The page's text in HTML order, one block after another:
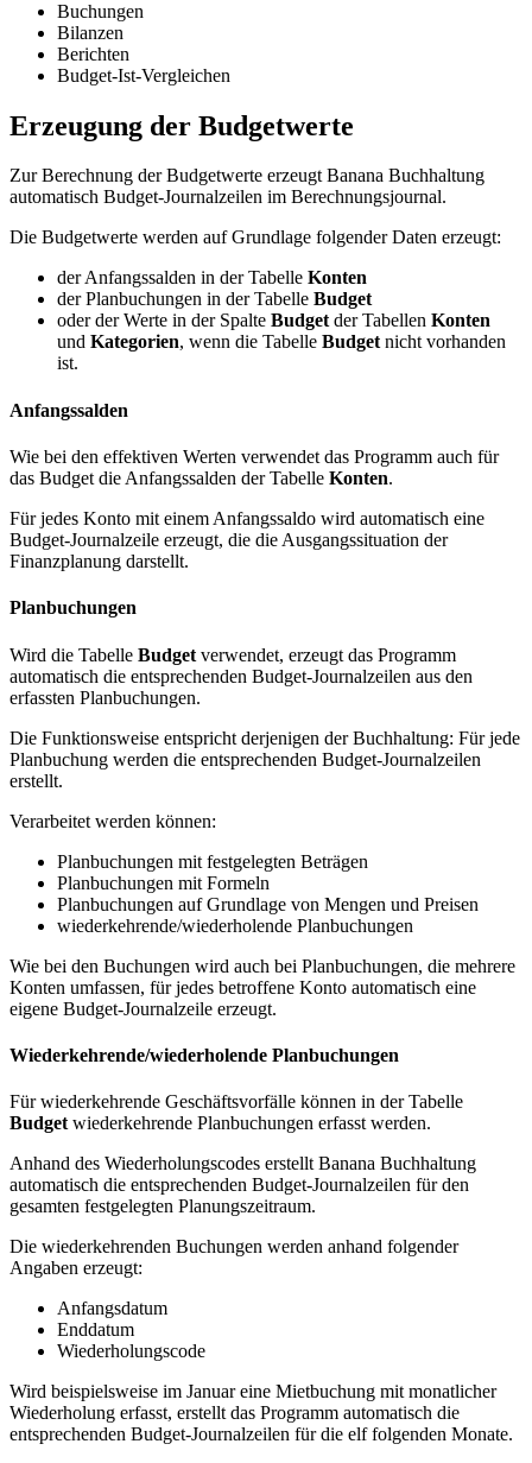
Buchungen
Bilanzen
Berichten
Budget-Ist-Vergleichen
Erzeugung der Budgetwerte
Zur Berechnung der Budgetwerte erzeugt Banana Buchhaltung
automatisch Budget-Journalzeilen im Berechnungsjournal.
Die Budgetwerte werden auf Grundlage folgender Daten erzeugt:
der Anfangssalden in der Tabelle Konten
der Planbuchungen in der Tabelle Budget
oder der Werte in der Spalte Budgetder Tabellen Konten
und Kategorien, wenn die Tabelle Budgetnicht vorhanden
ist.
Anfangssalden
Wie bei den effektiven Werten verwendet das Programm auch für
das Budget die Anfangssalden der Tabelle Konten.
Für jedes Konto mit einem Anfangssaldo wird automatisch eine
Budget-Journalzeile erzeugt, die die Ausgangssituation der
Finanzplanung darstellt.
Planbuchungen
Wird die Tabelle Budget verwendet, erzeugt das Programm
automatisch die entsprechenden Budget-Journalzeilen aus den
erfassten Planbuchungen.
Die Funktionsweise entspricht derjenigen der Buchhaltung: Für jede
Planbuchung werden die entsprechenden Budget-Journalzeilen
erstellt.
Verarbeitet werden können:
Planbuchungen mit festgelegten Beträgen
Planbuchungen mit Formeln
Planbuchungen auf Grundlage von Mengen und Preisen
wiederkehrende/wiederholende Planbuchungen
Wie bei den Buchungen wird auch bei Planbuchungen, die mehrere
Konten umfassen, für jedes betroffene Konto automatisch eine
eigene Budget-Journalzeile erzeugt.
Wiederkehrende/wiederholende Planbuchungen
Für wiederkehrende Geschäftsvorfälle können in der Tabelle
Budget wiederkehrende Planbuchungen erfasst werden.
Anhand des Wiederholungscodes erstellt Banana Buchhaltung
automatisch die entsprechenden Budget-Journalzeilen für den
gesamten festgelegten Planungszeitraum.
Die wiederkehrenden Buchungen werden anhand folgender
Angaben erzeugt:
Anfangsdatum
Enddatum
Wiederholungscode
Wird beispielsweise im Januar eine Mietbuchung mit monatlicher
Wiederholung erfasst, erstellt das Programm automatisch die
entsprechenden Budget-Journalzeilen für die elf folgenden Monate.